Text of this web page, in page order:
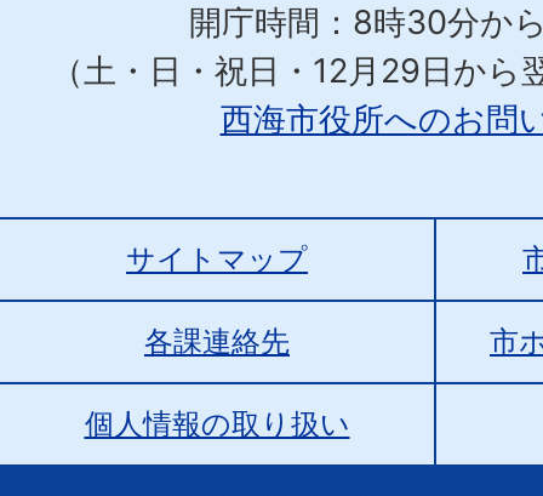
開庁時間：8時30分か
（土・日・祝日・12月29日から
西海市役所へのお問
サイトマップ
各課連絡先 市
個人情報の取り扱い